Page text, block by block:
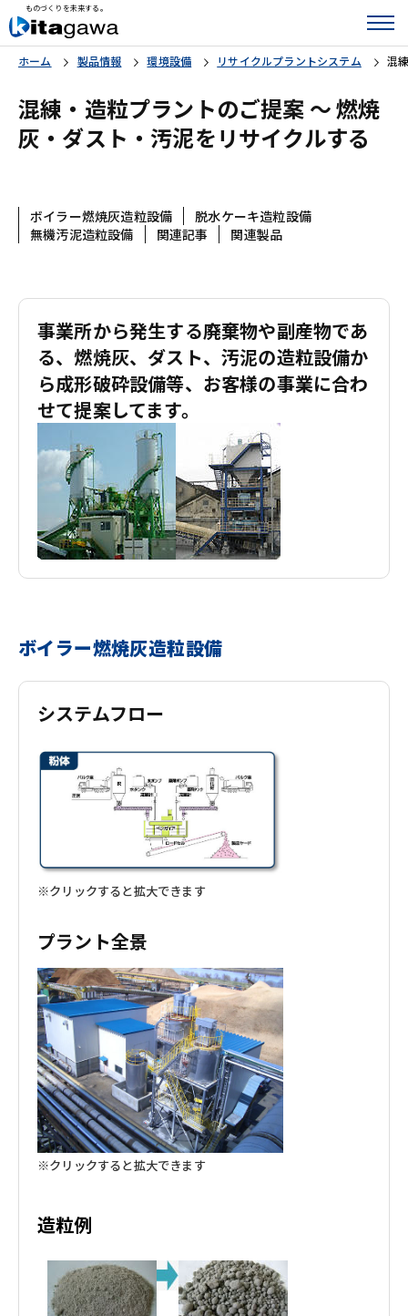
ものづくりを未来する。
ホーム 製品情報 環境設備 リサイクルプラントシステム 混
混練・造粒プラントのご提案 〜 燃焼
灰・ダスト・汚泥をリサイクルする
ボイラー燃焼灰造粒設備
脱水ケーキ造粒設備
無機汚泥造粒設備
関連記事 関連製品
事業所から発生する廃棄物や副産物であ
る、燃焼灰、ダスト、汚泥の造粒設備か
ら成形破砕設備等、お客様の事業に合わ
せて提案してます。
ボイラー燃焼灰造粒設備
システムフロー
※クリックすると拡大できます
プラント全景
※クリックすると拡大できます
造粒例